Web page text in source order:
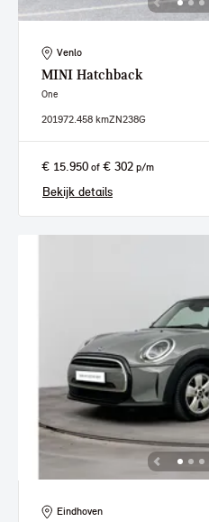
Venlo
MINI Hatchback
One
201972.458 kmZN238G
€ 15.950 of € 302 p/m
Bekijk details
Eindhoven